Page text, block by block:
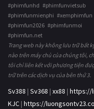
#phimfunhd #phimfunvietsub
#phimfunmienphi #xemphimfun
#phimfun2026 #phimfunmoi
#phimfun.net
Trang web này không lưu trữ bất
nào trên máy chủ của chúng tôi,
tôi chỉ liên kết với phương tiện
trữ trên các dịch vụ của bên thứ 3.
Sv388 | Sv368 | xx88 | https://
KJC | https://